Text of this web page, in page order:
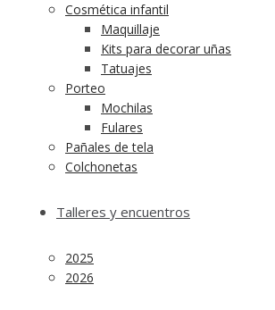
Cosmética infantil
Maquillaje
Kits para decorar uñas
Tatuajes
Porteo
Mochilas
Fulares
Pañales de tela
Colchonetas
Talleres y encuentros
2025
2026